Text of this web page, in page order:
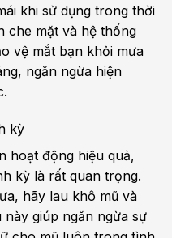
khi sử dụng trong thời
che mặt và hệ thống
vệ mắt bạn khỏi mưa
ngăn ngừa hiện
kỳ
hoạt động hiệu quả,
kỳ là rất quan trọng.
hãy lau khô mũ và
giúp ngăn ngừa sự